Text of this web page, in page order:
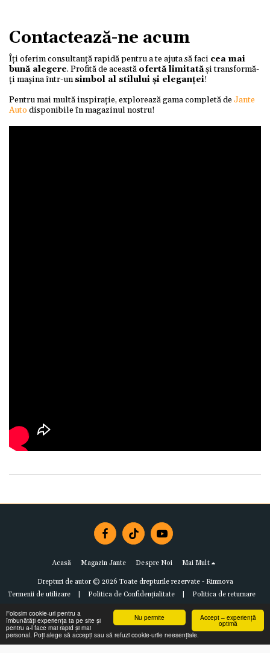
Accept – experiență
optimă
Nu permite
Folosim cookie-uri pentru a
îmbunătăți experiența ta pe site și
pentru a-l face mai rapid și mai
personal. Poți alege să accepți sau să refuzi cookie-urile neesențiale.
Contactează-ne acum
Îți oferim consultanță rapidă pentru a te ajuta să faci cea mai
bună alegere. Profită de această ofertă limitatăși transformă-
ți mașina într-unsimbol al stilului și eleganței!
Pentru mai multă inspirație, explorează gama completă deJante
Autodisponibile în magazinul nostru!
Acasă Magazin Jante Despre Noi Mai Mult
Drepturi de autor © 2026 Toate drepturile rezervate - Rimnova
Termenii de utilizare| Politica de Confidențialitate| Politica de returnare